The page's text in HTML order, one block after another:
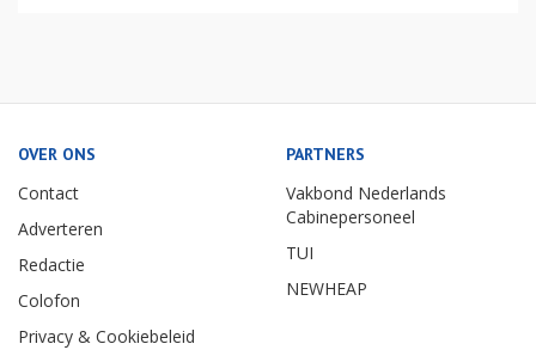
OVER ONS
Contact
Adverteren
Redactie
Colofon
Privacy & Cookiebeleid
PARTNERS
Vakbond Nederlands
Cabinepersoneel
TUI
NEWHEAP